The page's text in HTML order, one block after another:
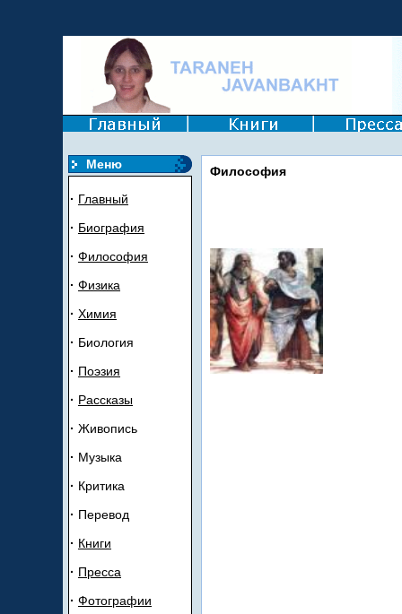
Mеню
· Главный
· Биогрaфия
· Филoсoфия
· Физика
· Химия
· Биология
· Пoэзия
· Рассказы
· Живопись
· Музыка
· Критика
· Перевод
· Книги
· Прeсса
· Фотогрaфии
Филoсoфия